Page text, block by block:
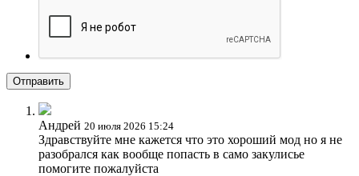
Отправить
Андрей 20 июля 2026 15:24
Здравствуйте мне кажется что это хороший мод но я не
разобрался как вообще попасть в само закулисье
помогите пожалуйста